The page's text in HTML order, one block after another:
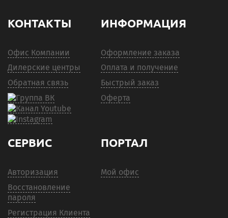
КОНТАКТЫ
Офис Компании
Дилерские центры
Обратная связь
ИНФОРМАЦИЯ
Оформление заказа
Оплата и получение
Быстрый заказ
Оферта
СЕРВИС
Авторизация
Восстановление
пароля
Регистрация Клиента
ПОРТАЛ
Мой офис